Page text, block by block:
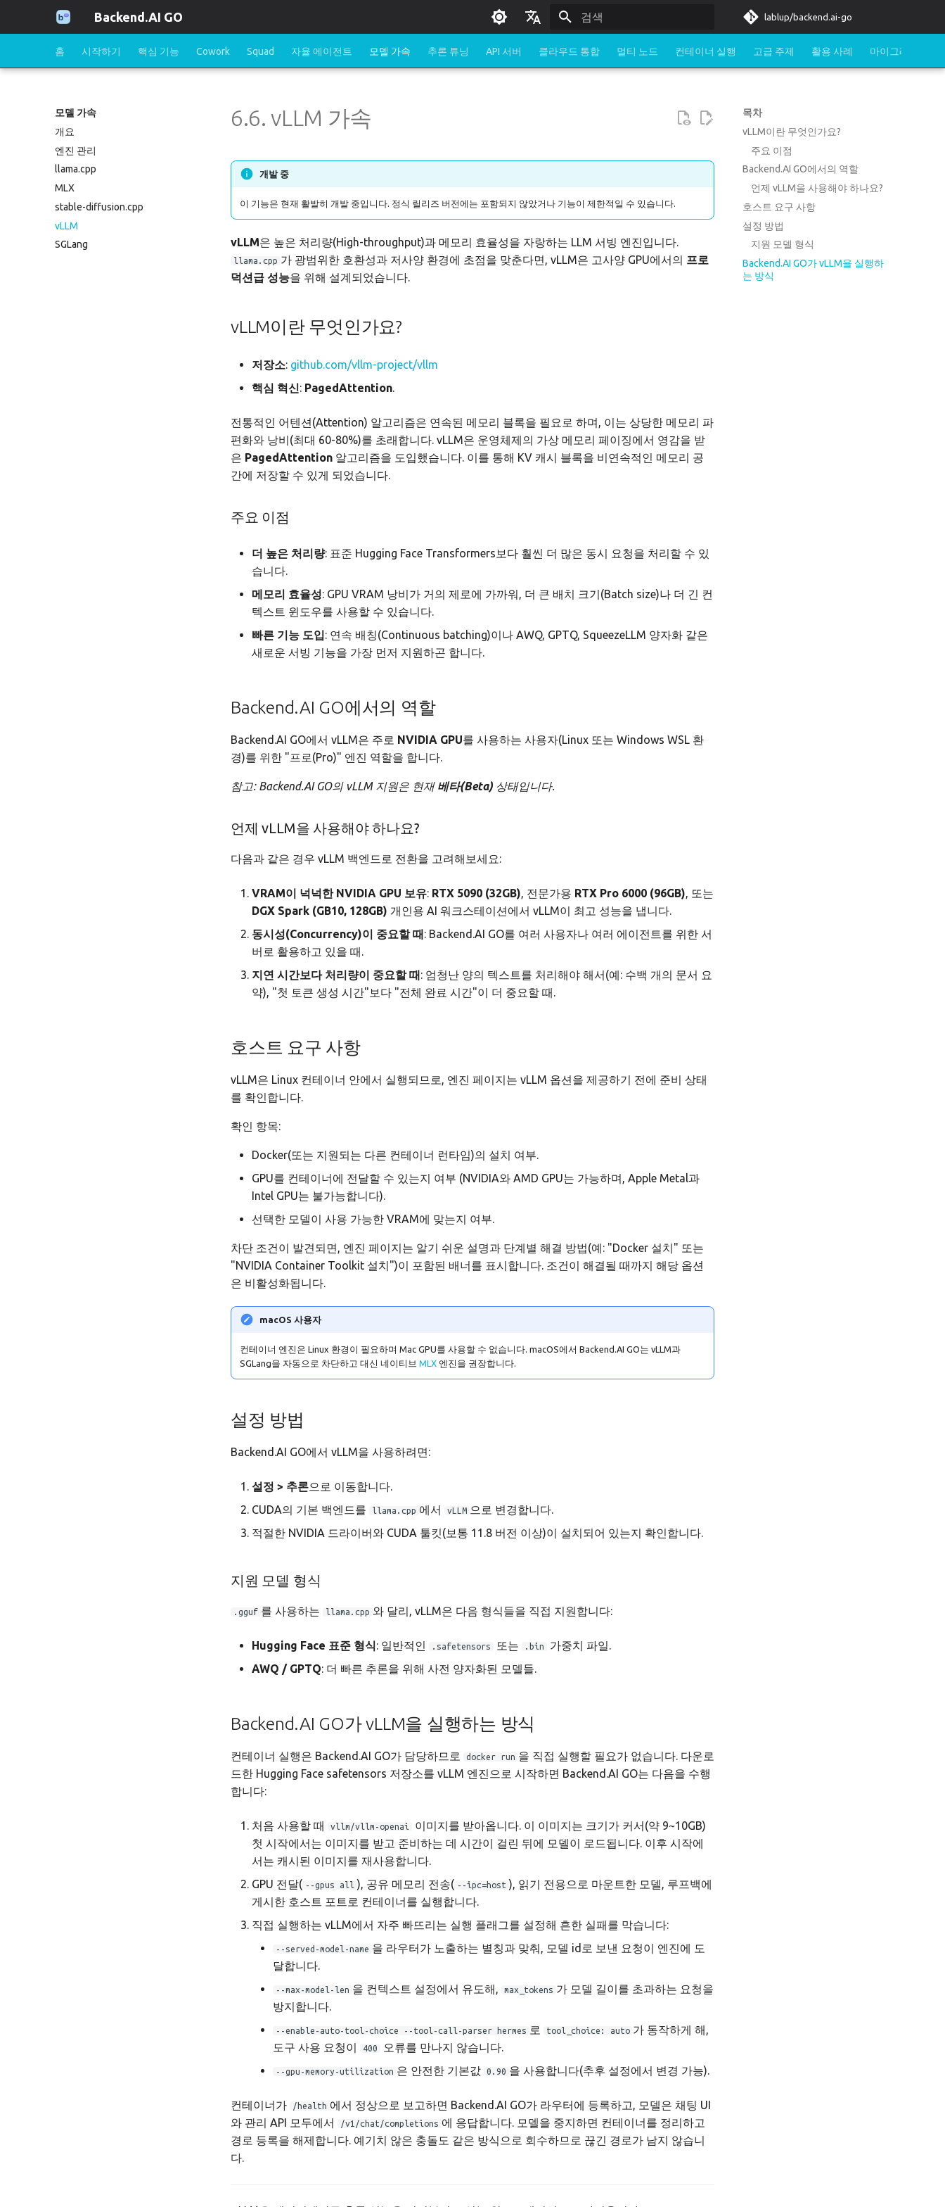
Backend.AI GO
English
lablup/backend.ai-go
홈 시작하기 핵심 기능 Cowork Squad 자율 에이전트 모델 가속 추론 튜닝 API 서버 클라우드 통합 멀티 노드 컨테이너 실행 고급 주제 활용 사례 마이그레이션
모델 가속
개요
엔진 관리
llama.cpp
MLX
stable-diffusion.cpp
vLLM
SGLang
목차
vLLM이란 무엇인가요?
주요 이점
Backend.AI GO에서의 역할
언제 vLLM을 사용해야 하나요?
호스트 요구 사항
설정 방법
지원 모델 형식
Backend.AI GO가 vLLM을 실행하
는 방식
6.6. vLLM 가속
개발 중
이 기능은 현재 활발히 개발 중입니다. 정식 릴리즈 버전에는 포함되지 않았거나 기능이 제한적일 수 있습니다.
vLLM은 높은 처리량(High-throughput)과 메모리 효율성을 자랑하는 LLM 서빙 엔진입니다.
llama.cpp 가 광범위한 호환성과 저사양 환경에 초점을 맞춘다면, vLLM은 고사양 GPU에서의 프로
덕션급 성능을 위해 설계되었습니다.
vLLM이란 무엇인가요?
저장소: github.com/vllm-project/vllm
핵심 혁신: PagedAttention.
전통적인 어텐션(Attention) 알고리즘은 연속된 메모리 블록을 필요로 하며, 이는 상당한 메모리 파
편화와 낭비(최대 60-80%)를 초래합니다. vLLM은 운영체제의 가상 메모리 페이징에서 영감을 받
은 PagedAttention 알고리즘을 도입했습니다. 이를 통해 KV 캐시 블록을 비연속적인 메모리 공
간에 저장할 수 있게 되었습니다.
주요 이점
더 높은 처리량: 표준 Hugging Face Transformers보다 훨씬 더 많은 동시 요청을 처리할 수 있
습니다.
메모리 효율성: GPU VRAM 낭비가 거의 제로에 가까워, 더 큰 배치 크기(Batch size)나 더 긴 컨
텍스트 윈도우를 사용할 수 있습니다.
빠른 기능 도입: 연속 배칭(Continuous batching)이나 AWQ, GPTQ, SqueezeLLM 양자화 같은
새로운 서빙 기능을 가장 먼저 지원하곤 합니다.
Backend.AI GO에서의 역할
Backend.AI GO에서 vLLM은 주로 NVIDIA GPU를 사용하는 사용자(Linux 또는 Windows WSL 환
경)를 위한 "프로(Pro)" 엔진 역할을 합니다.
참고: Backend.AI GO의 vLLM 지원은 현재 베타(Beta) 상태입니다.
언제 vLLM을 사용해야 하나요?
다음과 같은 경우 vLLM 백엔드로 전환을 고려해보세요:
VRAM이 넉넉한 NVIDIA GPU 보유: RTX 5090 (32GB), 전문가용 RTX Pro 6000 (96GB), 또는
DGX Spark (GB10, 128GB) 개인용 AI 워크스테이션에서 vLLM이 최고 성능을 냅니다.
동시성(Concurrency)이 중요할 때: Backend.AI GO를 여러 사용자나 여러 에이전트를 위한 서
버로 활용하고 있을 때.
지연 시간보다 처리량이 중요할 때: 엄청난 양의 텍스트를 처리해야 해서(예: 수백 개의 문서 요
약), "첫 토큰 생성 시간"보다 "전체 완료 시간"이 더 중요할 때.
호스트 요구 사항
vLLM은 Linux 컨테이너 안에서 실행되므로, 엔진 페이지는 vLLM 옵션을 제공하기 전에 준비 상태
를 확인합니다.
확인 항목:
Docker(또는 지원되는 다른 컨테이너 런타임)의 설치 여부.
GPU를 컨테이너에 전달할 수 있는지 여부 (NVIDIA와 AMD GPU는 가능하며, Apple Metal과
Intel GPU는 불가능합니다).
선택한 모델이 사용 가능한 VRAM에 맞는지 여부.
차단 조건이 발견되면, 엔진 페이지는 알기 쉬운 설명과 단계별 해결 방법(예: "Docker 설치" 또는
"NVIDIA Container Toolkit 설치")이 포함된 배너를 표시합니다. 조건이 해결될 때까지 해당 옵션
은 비활성화됩니다.
macOS 사용자
컨테이너 엔진은 Linux 환경이 필요하며 Mac GPU를 사용할 수 없습니다. macOS에서 Backend.AI GO는 vLLM과
SGLang을 자동으로 차단하고 대신 네이티브 MLX 엔진을 권장합니다.
설정 방법
Backend.AI GO에서 vLLM을 사용하려면:
설정 > 추론으로 이동합니다.
CUDA의 기본 백엔드를
llama.cpp 에서 vLLM 으로 변경합니다.
적절한 NVIDIA 드라이버와 CUDA 툴킷(보통 11.8 버전 이상)이 설치되어 있는지 확인합니다.
지원 모델 형식
.gguf 를 사용하는 llama.cpp 와 달리, vLLM은 다음 형식들을 직접 지원합니다:
Hugging Face 표준 형식: 일반적인 .safetensors 또는 .bin
가중치 파일.
AWQ / GPTQ: 더 빠른 추론을 위해 사전 양자화된 모델들.
Backend.AI GO가 vLLM을 실행하는 방식
컨테이너 실행은 Backend.AI GO가 담당하므로 docker run 을 직접 실행할 필요가 없습니다. 다운로
드한 Hugging Face safetensors 저장소를 vLLM 엔진으로 시작하면 Backend.AI GO는 다음을 수행
합니다:
처음 사용할 때 vllm/vllm-openai
이미지를 받아옵니다. 이 이미지는 크기가 커서(약 9~10GB)
첫 시작에서는 이미지를 받고 준비하는 데 시간이 걸린 뒤에 모델이 로드됩니다. 이후 시작에
서는 캐시된 이미지를 재사용합니다.
GPU 전달( --gpus all ), 공유 메모리 전송( --ipc=host ), 읽기 전용으로 마운트한 모델, 루프백에
게시한 호스트 포트로 컨테이너를 실행합니다.
직접 실행하는 vLLM에서 자주 빠뜨리는 실행 플래그를 설정해 흔한 실패를 막습니다:
--served-model-name 을 라우터가 노출하는 별칭과 맞춰, 모델 id로 보낸 요청이 엔진에 도
달합니다.
--max-model-len 을 컨텍스트 설정에서 유도해, max_tokens 가 모델 길이를 초과하는 요청을
방지합니다.
--enable-auto-tool-choice --tool-call-parser hermes 로 tool_choice: auto 가 동작하게 해,
도구 사용 요청이
400 오류를 만나지 않습니다.
--gpu-memory-utilization 은 안전한 기본값 0.90 을 사용합니다(추후 설정에서 변경 가능).
컨테이너가 /health 에서 정상으로 보고하면 Backend.AI GO가 라우터에 등록하고, 모델은 채팅 UI
와 관리 API 모두에서
/v1/chat/completions 에 응답합니다. 모델을 중지하면 컨테이너를 정리하고
경로 등록을 해제합니다. 예기치 않은 충돌도 같은 방식으로 회수하므로 끊긴 경로가 남지 않습니
다.